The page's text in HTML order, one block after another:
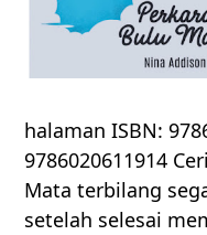
halaman ISBN:
9786020611914
Mata terbilang
setelah selesai